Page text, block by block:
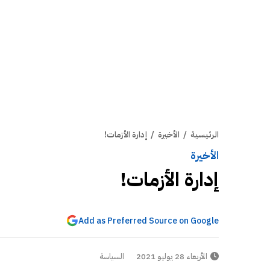
الرئيسية / الأخيرة / إدارة الأزمات!
الأخيرة
إدارة الأزمات!
Add as Preferred Source on Google
الأربعاء 28 يوليو 2021 السياسة